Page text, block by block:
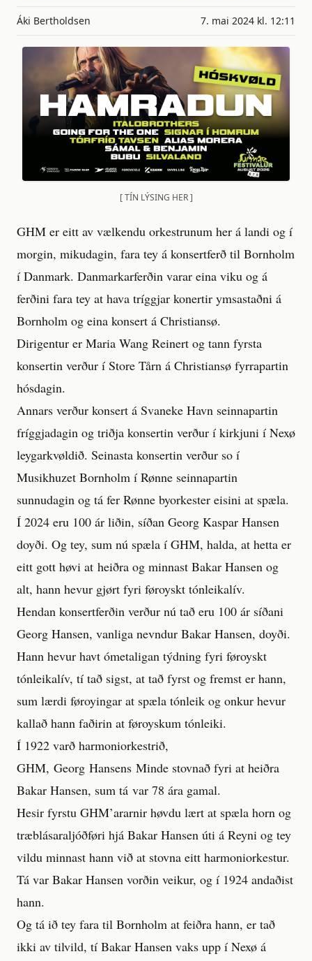
Áki Bertholdsen 7. mai 2024 kl. 12:11
[ TÍN LÝSING HER ]
GHM er eitt av vælkendu orkestrunum her á landi og í
morgin, mikudagin, fara tey á konsertferð til Bornholm
í Danmark. Danmarkarferðin varar eina viku og á
ferðini fara tey at hava tríggjar konertir ymsastaðni á
Bornholm og eina konsert á Christiansø.
Dirigentur er Maria Wang Reinert og tann fyrsta
konsertin verður í Store Tårn á Christiansø fyrrapartin
hósdagin.
Annars verður konsert á Svaneke Havn seinnapartin
fríggjadagin og triðja konsertin verður í kirkjuni í Nexø
leygarkvøldið. Seinasta konsertin verður so í
Musikhuzet Bornholm í Rønne seinnapartin
sunnudagin og tá fer Rønne byorkester eisini at spæla.
Í 2024 eru 100 ár liðin, síðan Georg Kaspar Hansen
doyði. Og tey, sum nú spæla í GHM, halda, at hetta er
eitt gott høvi at heiðra og minnast Bakar Hansen og
alt, hann hevur gjørt fyri føroyskt tónleikalív.
Hendan konsertferðin verður nú tað eru 100 ár síðani
Georg Hansen, vanliga nevndur Bakar Hansen, doyði.
Hann hevur havt ómetaligan týdning fyri føroyskt
tónleikalív, tí tað sigst, at tað fyrst og fremst er hann,
sum lærdi føroyingar at spæla tónleik og onkur hevur
kallað hann faðirin at føroyskum tónleiki.
Í 1922 varð harmoniorkestrið,
GHM, Georg Hansens Minde stovnað fyri at heiðra
Bakar Hansen, sum tá var 78 ára gamal.
Hesir fyrstu GHM’ararnir høvdu lært at spæla horn og
træblásaraljóðføri hjá Bakar Hansen úti á Reyni og tey
vildu minnast hann við at stovna eitt harmoniorkestur.
Tá var Bakar Hansen vorðin veikur, og í 1924 andaðist
hann.
Og tá ið tey fara til Bornholm at feiðra hann, er tað
ikki av tilvild, tí Bakar Hansen vaks upp í Nexø á